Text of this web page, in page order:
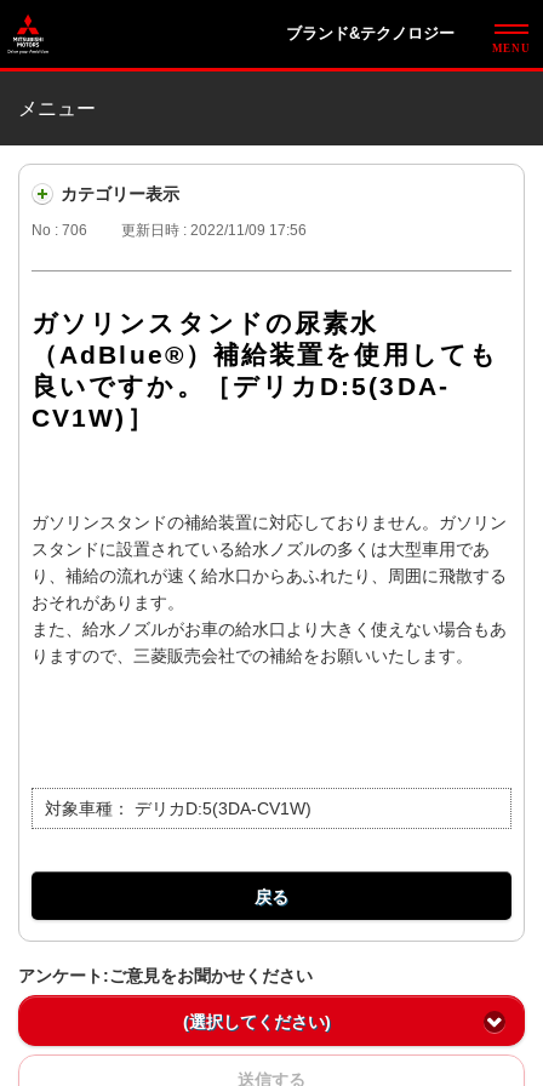
ブランド&テクノロジー
メニュー
カテゴリー表示
No : 706 更新日時 : 2022/11/09 17:56
ガソリンスタンドの尿素水
（AdBlue®）補給装置を使用しても
良いですか。［デリカD:5(3DA-
CV1W)］
ガソリンスタンドの補給装置に対応しておりません。ガソリン
スタンドに設置されている給水ノズルの多くは大型車用であ
り、補給の流れが速く給水口からあふれたり、周囲に飛散する
おそれがあります。
また、給水ノズルがお車の給水口より大きく使えない場合もあ
りますので、三菱販売会社での補給をお願いいたします。
対象車種： デリカD:5(3DA-CV1W)
戻る
アンケート:ご意見をお聞かせください
(選択してください)
送信する